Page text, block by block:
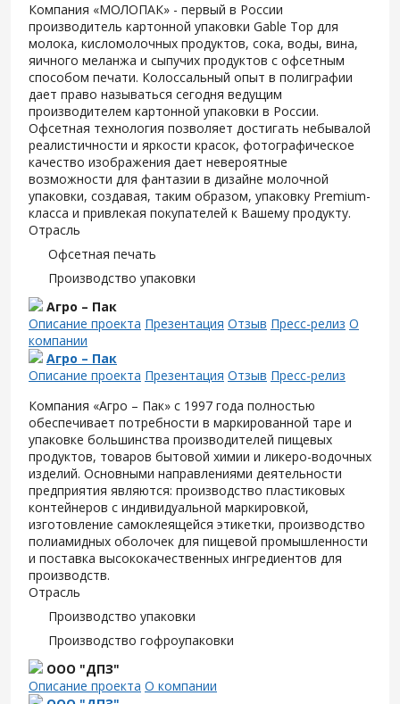
Компания «МОЛОПАК» - первый в России
производитель картонной упаковки Gable Top для
молока, кисломолочных продуктов, сока, воды, вина,
яичного меланжа и сыпучих продуктов с офсетным
способом печати. Колоссальный опыт в полиграфии
дает право называться сегодня ведущим
производителем картонной упаковки в России.
Офсетная технология позволяет достигать небывалой
реалистичности и яркости красок, фотографическое
качество изображения дает невероятные
возможности для фантазии в дизайне молочной
упаковки, создавая, таким образом, упаковку Premium-
класса и привлекая покупателей к Вашему продукту.
Отрасль
Офсетная печать
Производство упаковки
Агро – Пак
Описание проекта Презентация Отзыв Пресс-релиз О
компании
Агро – Пак
Описание проекта Презентация Отзыв Пресс-релиз
Компания «Агро – Пак» с 1997 года полностью
обеспечивает потребности в маркированной таре и
упаковке большинства производителей пищевых
продуктов, товаров бытовой химии и ликеро-водочных
изделий. Основными направлениями деятельности
предприятия являются: производство пластиковых
контейнеров с индивидуальной маркировкой,
изготовление самоклеящейся этикетки, производство
полиамидных оболочек для пищевой промышленности
и поставка высококачественных ингредиентов для
производств.
Отрасль
Производство упаковки
Производство гофроупаковки
ООО "ДПЗ"
Описание проекта О компании